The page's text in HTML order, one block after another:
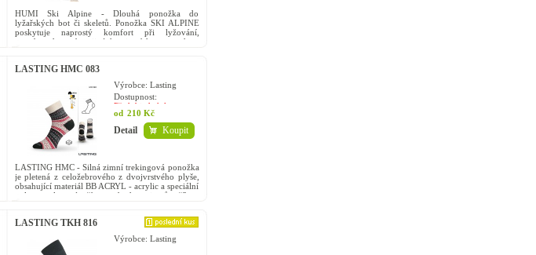
HUMI Ski Alpine - Dlouhá ponožka do
lyžařských bot či skeletů. Ponožka SKI ALPINE
poskytuje naprostý komfort při lyžování,
snowboardu nebo jiných zimních sportech a
LASTING HMC 083
Výrobce: Lasting
Dostupnost:
Předobjednávka
od 210 Kč
Detail Koupit
LASTING HMC - Silná zimní trekingová ponožka
je pletená z celožebrového z dvojvrstvého plyše,
obsahující materiál BB ACRYL - acrylic a speciální
polypropylenové příze s obsahem iontů stříbra,
LASTING TKH 816
Výrobce: Lasting